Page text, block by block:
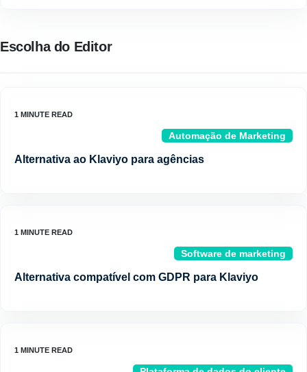
Escolha do Editor
Automação de Marketing
Alternativa ao Klaviyo para agências
Software de marketing
Alternativa compatível com GDPR para Klaviyo